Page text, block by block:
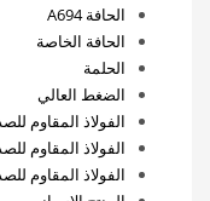
الحافة A694
الحافة الخاصة
الحلمة
الضغط العالي
الفولاذ المقاوم
الفولاذ المقاوم
الفولاذ المقاوم